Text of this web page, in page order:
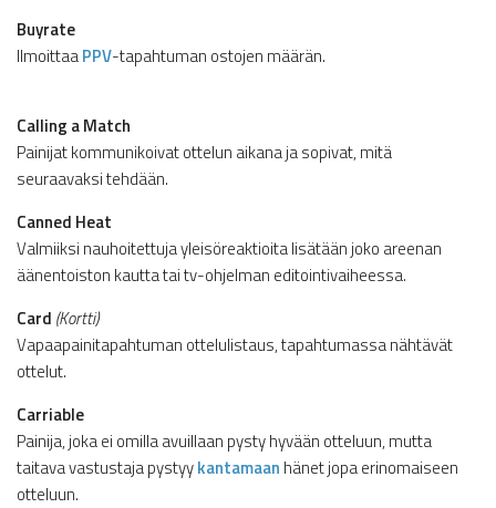
Buyrate
IlmoittaaPPV-tapahtuman ostojen määrän.
Calling a Match
Painijat kommunikoivat ottelun aikana ja sopivat, mitä
seuraavaksi tehdään.
Canned Heat
Valmiiksi nauhoitettuja yleisöreaktioita lisätään joko areenan
äänentoiston kautta tai tv-ohjelman editointivaiheessa.
Card (Kortti)
Vapaapainitapahtuman ottelulistaus, tapahtumassa nähtävät
ottelut.
Carriable
Painija, joka ei omilla avuillaan pysty hyvään otteluun, mutta
taitava vastustaja pystyykantamaan hänet jopa erinomaiseen
otteluun.